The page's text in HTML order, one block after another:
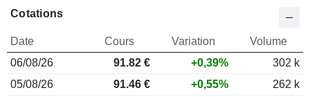
Cotations
Date Cours Variation
Volume
06/08/26
91.82 € +0,39%
302 k
05/08/26
91.46 € +0,55%
262 k